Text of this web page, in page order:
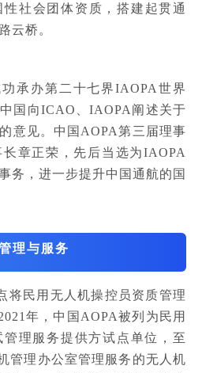
社会团体资质，搭建起贯通
云桥。
承办第二十七界IAOPA世界
国向ICAO、IAOPA阐述关于
意见。中国AOPA第三届理事
章正荣，先后当选为IAOPA
务，进一步提升中国通航的国
理与服务
将民用无人机操控员资质管理
年，中国AOPA被列为民用
理服务提供方试点单位，至
管理办公室管理服务的无人机